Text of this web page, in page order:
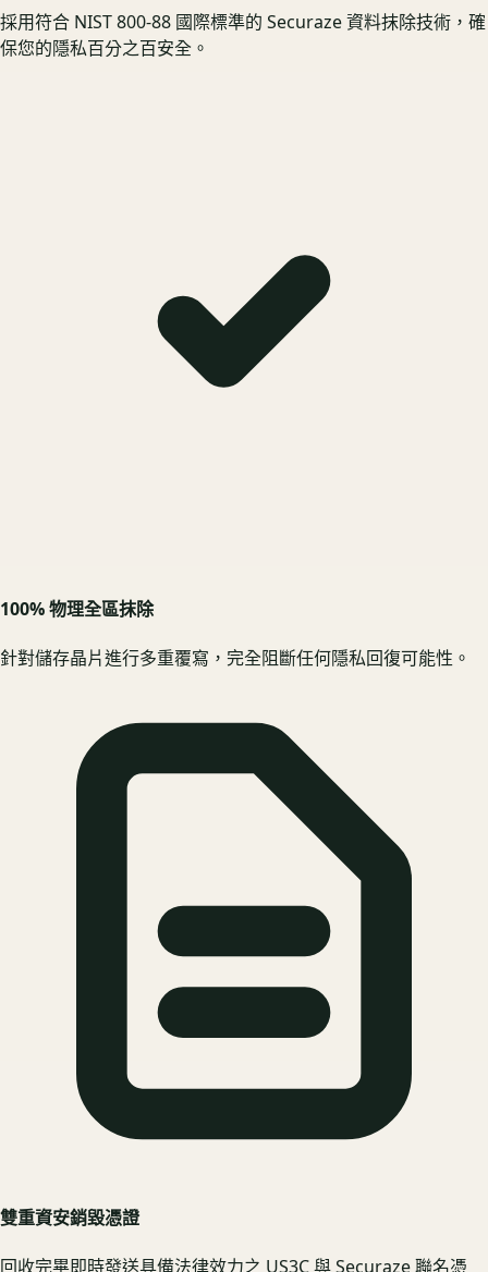
採用符合 NIST 800-88 國際標準的 Securaze 資料抹除技術，確
保您的隱私百分之百安全。
100% 物理全區抹除
針對儲存晶片進行多重覆寫，完全阻斷任何隱私回復可能性。
雙重資安銷毀憑證
回收完畢即時發送具備法律效力之 US3C 與 Securaze 聯名憑